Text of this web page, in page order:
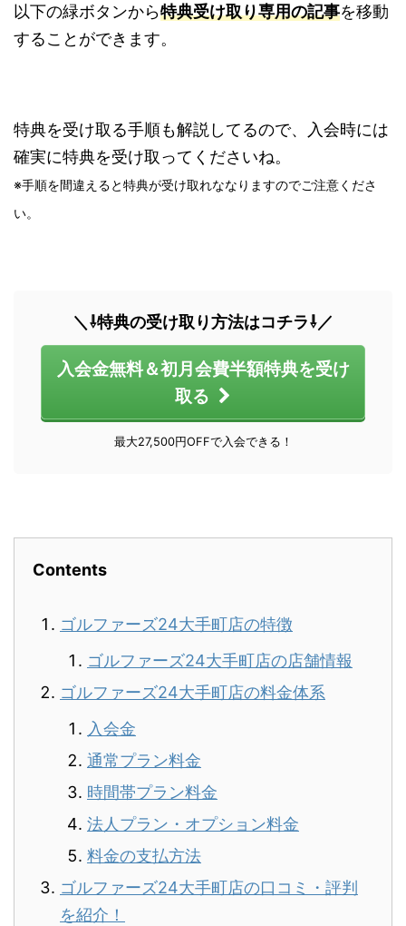
以下の緑ボタンから特典受け取り専用の記事を移動
することができます。
特典を受け取る手順も解説してるので、入会時には
確実に特典を受け取ってくださいね。
※手順を間違えると特典が受け取れななりますのでご注意くださ
い。
＼⇩特典の受け取り方法はコチラ⇩／
入会金無料＆初月会費半額特典を受け
取る
最大27,500円OFFで入会できる！
Contents
ゴルファーズ24大手町店の特徴
ゴルファーズ24大手町店の店舗情報
ゴルファーズ24大手町店の料金体系
入会金
通常プラン料金
時間帯プラン料金
法人プラン・オプション料金
料金の支払方法
ゴルファーズ24大手町店の口コミ・評判
を紹介！